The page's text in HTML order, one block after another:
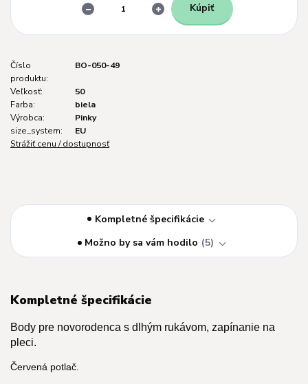
Kúpiť
Číslo
produktu:
BO-050-49
Veľkosť:
50
Farba:
biela
Výrobca:
Pinky
size_system:
EU
Strážiť cenu / dostupnosť
Kompletné špecifikácie
Možno by sa vám hodilo
5
Kompletné špecifikácie
Body pre novorodenca s dlhým rukávom, zapínanie na
pleci.
Červená potlač.